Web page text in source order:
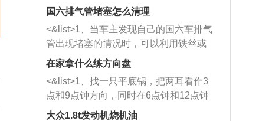
牌，但是中高低端的轮胎都有生产，这
也是为了更好的开拓市场。
国六排气管堵塞怎么清理
<&list>1、当车主发现自己的国六车排气
管出现堵塞的情况时，可以利用铁丝或
者是细棍，直接将杂物给取出来，如果
堵塞情况比较严重，也可以采取应急措
施。 <&list>2、直接利用木棍将所有的
杂物推到排气管里面的位置处，然后将
三元催化器拆解开，就可以将堵塞的东
在家拿什么练方向盘
<&list>1、找一只平底锅，把两耳看作3
点和9点钟方向，同时在6点钟和12点钟
方向做一个标记。 <&list>2、双手握住
大众1.8t发动机烧机油